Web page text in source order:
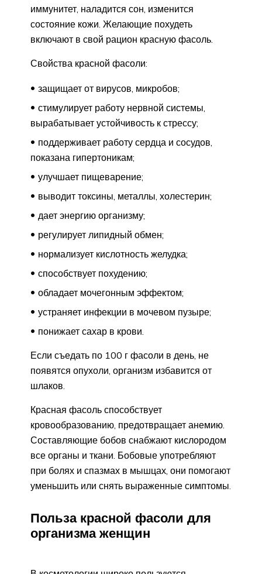
иммунитет, наладится сон, изменится
состояние кожи. Желающие похудеть
включают в свой рацион красную фасоль.
Свойства красной фасоли:
защищает от вирусов, микробов;
стимулирует работу нервной системы,
вырабатывает устойчивость к стрессу;
поддерживает работу сердца и сосудов,
показана гипертоникам;
улучшает пищеварение;
выводит токсины, металлы, холестерин;
дает энергию организму;
регулирует липидный обмен;
нормализует кислотность желудка;
способствует похудению;
обладает мочегонным эффектом;
устраняет инфекции в мочевом пузыре;
понижает сахар в крови.
Если съедать по 100 г фасоли в день, не
появятся опухоли, организм избавится от
шлаков.
Красная фасоль способствует
кровообразованию, предотвращает анемию.
Составляющие бобов снабжают кислородом
все органы и ткани. Бобовые употребляют
при болях и спазмах в мышцах, они помогают
уменьшить или снять выраженные симптомы.
Польза красной фасоли для
организма женщин